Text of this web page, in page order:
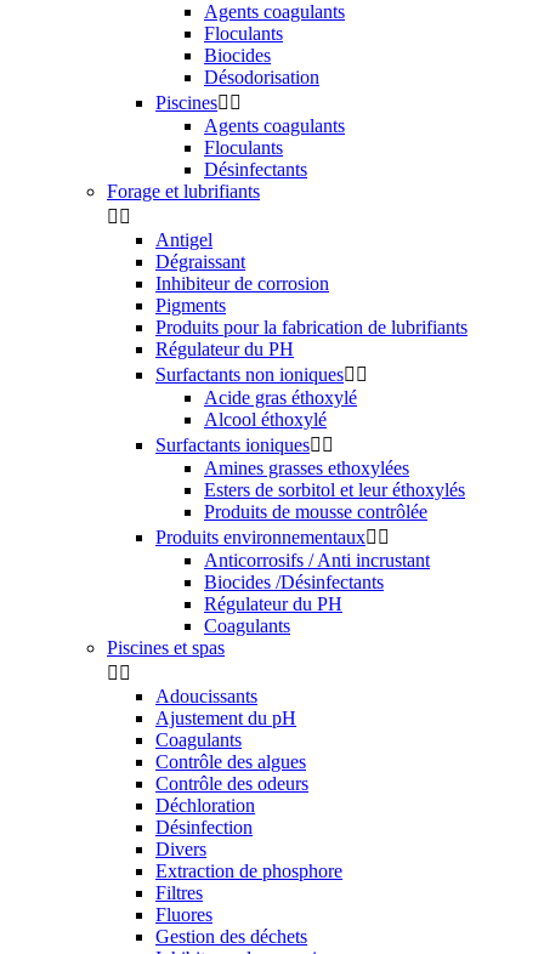
Agents coagulants
Floculants
Biocides
Désodorisation
Piscines 
Agents coagulants
Floculants
Désinfectants
Forage et lubrifiants
 
Antigel
Dégraissant
Inhibiteur de corrosion
Pigments
Produits pour la fabrication de lubrifiants
Régulateur du PH
Surfactants non ioniques 
Acide gras éthoxylé
Alcool éthoxylé
Surfactants ioniques 
Amines grasses ethoxylées
Esters de sorbitol et leur éthoxylés
Produits de mousse contrôlée
Produits environnementaux 
Anticorrosifs / Anti incrustant
Biocides /Désinfectants
Régulateur du PH
Coagulants
Piscines et spas
 
Adoucissants
Ajustement du pH
Coagulants
Contrôle des algues
Contrôle des odeurs
Déchloration
Désinfection
Divers
Extraction de phosphore
Filtres
Fluores
Gestion des déchets